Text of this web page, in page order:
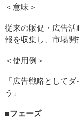
＜意味＞
従来の販促・広告活
報を収集し、市場開
＜使用例＞
「広告戦略として
う」
■フェーズ